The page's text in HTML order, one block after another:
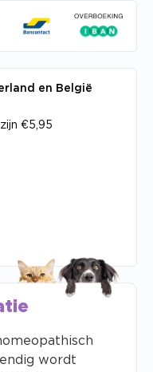
en België
€5,95
wordt